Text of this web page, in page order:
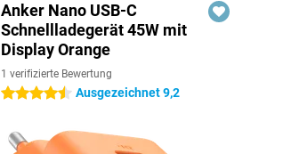
Anker Nano USB-C
Schnellladegerät 45W mit
Display Orange
1 verifizierte Bewertung
4.5 Sterne Ausgezeichnet 9,2